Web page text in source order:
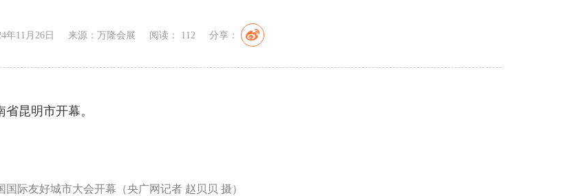
年11月26日 来源：万隆会展 阅读： 112 分享：
昆明市开幕。
国际友好城市大会开幕（央广网记者 赵贝贝 摄）